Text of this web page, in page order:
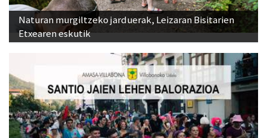
Naturan murgiltzeko jarduerak, Leizaran Bisitarien
Etxearen eskutik